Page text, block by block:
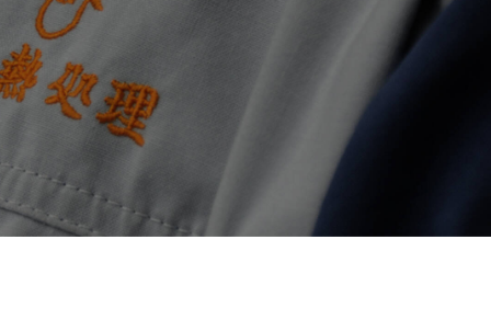
いて
きます。